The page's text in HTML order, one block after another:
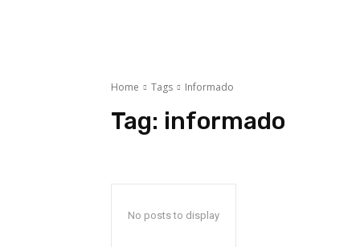
Home Tags Informado
Tag: informado
No posts to display